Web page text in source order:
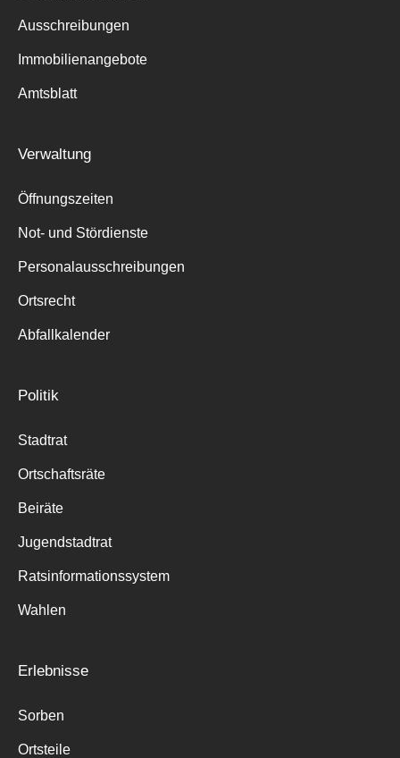
Ausschreibungen
Immobilienangebote
Amtsblatt
Verwaltung
Öffnungszeiten
Not- und Stördienste
Personalausschreibungen
Ortsrecht
Abfallkalender
Politik
Stadtrat
Ortschaftsräte
Beiräte
Jugendstadtrat
Ratsinformationssystem
Wahlen
Erlebnisse
Sorben
Ortsteile